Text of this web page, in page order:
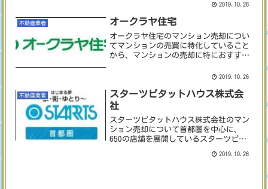
売。不動産の管理や販売、不動産のリフ
ォームなど様々な分野を手掛けており、
もちろん不動産売買に関して...
2019.10.26
不動産業者 オークラヤ住宅
オークラヤ住宅のマンション売却につい
てマンションの売買に特化していること
から、マンションの売却に特におすすめ
みはこれまでのマンション売買に関する
していることから、マン...
2019.10.26
不動産業者
スターツピタットハウス株式会
社
スターツピタットハウス株式会社のマン
ション売却について首都圏を中心に、
650の店舗を展開しているスターツピタ
からネットワークも幅広くなっているの
2019.10.26